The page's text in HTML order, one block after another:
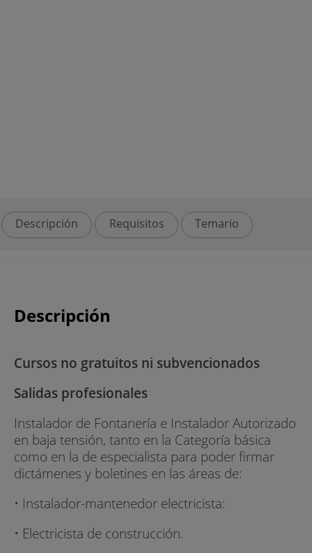
Descripción Requisitos Temario
Descripción
Cursos no gratuitos ni subvencionados
Salidas profesionales
Instalador de Fontanería e Instalador Autorizado
en baja tensión, tanto en la Categoría básica
como en la de especialista para poder firmar
dictámenes y boletines en las áreas de:
• Instalador-mantenedor electricista:
• Electricista de construcción.